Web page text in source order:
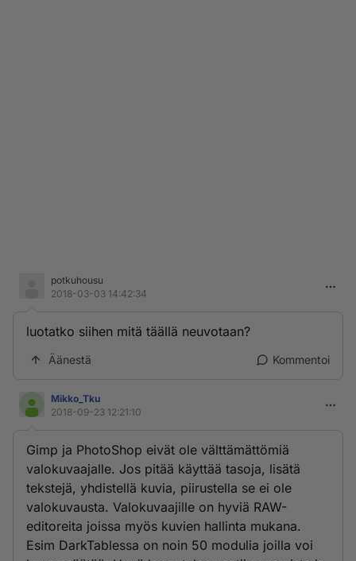
potkuhousu
2018-03-03 14:42:34
luotatko siihen mitä täällä neuvotaan?
Äänestä Kommentoi
Mikko_Tku
2018-09-23 12:21:10
Gimp ja PhotoShop eivät ole välttämättömiä
valokuvaajalle. Jos pitää käyttää tasoja, lisätä
tekstejä, yhdistellä kuvia, piirustella se ei ole
valokuvausta. Valokuvaajille on hyviä RAW-
editoreita joissa myös kuvien hallinta mukana.
Esim DarkTablessa on noin 50 modulia joilla voi